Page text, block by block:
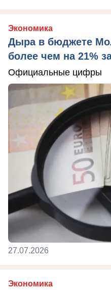
Экономика
Дыра в бюджете
более чем на 21%
Официальные цифры
27.07.2026
Экономика